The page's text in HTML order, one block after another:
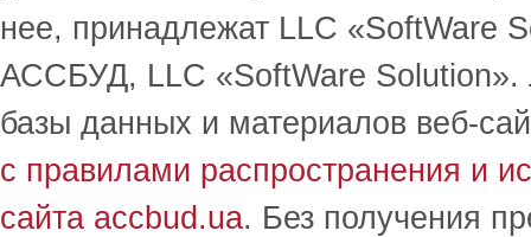
нее, принадлежат LLC
АССБУД, LLC «SoftWare Solution».
базы данных и материалов веб-
с правилами распространения и
сайта accbud.ua. Без получения